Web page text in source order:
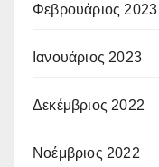
Φεβρουάριος 2023
Ιανουάριος 2023
Δεκέμβριος 2022
Νοέμβριος 2022